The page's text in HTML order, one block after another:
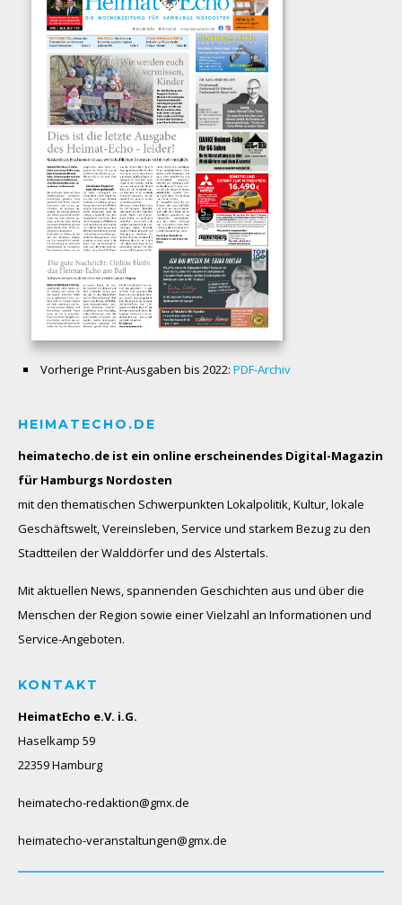
Vorherige Print-Ausgaben bis 2022: PDF-Archiv
HEIMATECHO.DE
heimatecho.de ist ein online erscheinendes Digital-Magazin
für Hamburgs Nordosten
mit den thematischen Schwerpunkten Lokalpolitik, Kultur, lokale
Geschäftswelt, Vereinsleben, Service und starkem Bezug zu den
Stadtteilen der Walddörfer und des Alstertals.
Mit aktuellen News, spannenden Geschichten aus und über die
Menschen der Region sowie einer Vielzahl an Informationen und
Service-Angeboten.
KONTAKT
HeimatEcho e.V. i.G.
Haselkamp 59
22359 Hamburg
heimatecho-redaktion@gmx.de
heimatecho-veranstaltungen@gmx.de